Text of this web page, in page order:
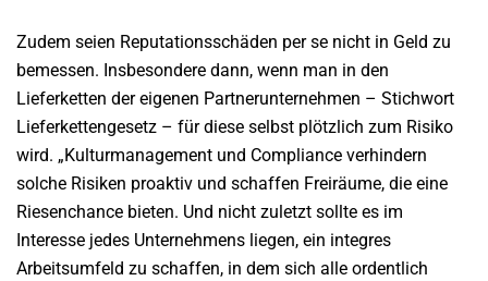
Zudem seien Reputationsschäden per se nicht in Geld zu
bemessen. Insbesondere dann, wenn man in den
Lieferketten der eigenen Partnerunternehmen – Stichwort
Lieferkettengesetz – für diese selbst plötzlich zum Risiko
wird. „Kulturmanagement und Compliance verhindern
solche Risiken proaktiv und schaffen Freiräume, die eine
Riesenchance bieten. Und nicht zuletzt sollte es im
Interesse jedes Unternehmens liegen, ein integres
Arbeitsumfeld zu schaffen, in dem sich alle ordentlich